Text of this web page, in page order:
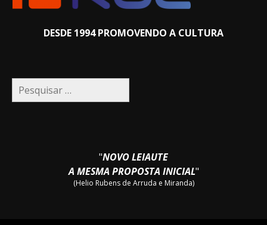
DESDE 1994 PROMOVENDO A CULTURA
Pesquisar
por:
"NOVO LEIAUTE
A MESMA PROPOSTA INICIAL"
(Helio Rubens de Arruda e Miranda)